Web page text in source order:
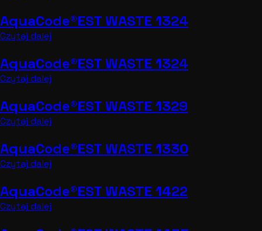
AquaCode®EST WASTE 1324
Czytaj dalej
AquaCode®EST WASTE 1324
Czytaj dalej
AquaCode®EST WASTE 1329
Czytaj dalej
AquaCode®EST WASTE 1330
Czytaj dalej
AquaCode®EST WASTE 1422
Czytaj dalej